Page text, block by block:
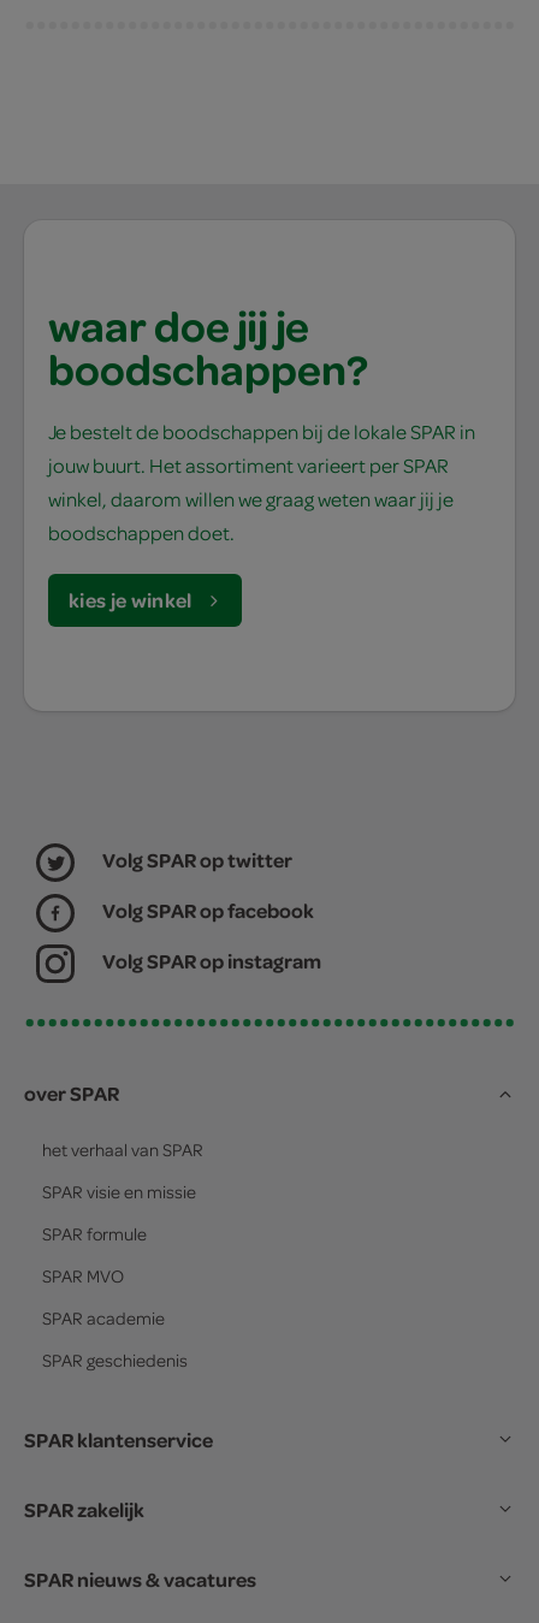
waar doe jij je
boodschappen?
Je bestelt de boodschappen bij de lokale SPAR in
jouw buurt. Het assortiment varieert per SPAR
winkel, daarom willen we graag weten waar jij je
boodschappen doet.
kies je winkel
Volg SPAR op twitter
Volg SPAR op facebook
Volg SPAR op instagram
over SPAR
het verhaal van SPAR
SPAR visie en missie
SPAR formule
SPAR MVO
SPAR academie
SPAR geschiedenis
SPAR klantenservice
SPAR zakelijk
SPAR nieuws & vacatures